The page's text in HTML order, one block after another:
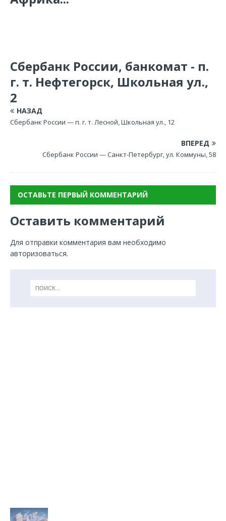
Сбербанк России, банкомат - п.
г. т. Нефтегорск, Школьная ул.,
2
НАЗАД
Сбербанк России — п. г. т. Лесной, Школьная ул., 12
ВПЕРЕД
Сбербанк России — Санкт-Петербург, ул. Коммуны, 58
ОСТАВЬТЕ ПЕРВЫЙ КОММЕНТАРИЙ
Оставить комментарий
Для отправки комментария вам необходимо
авторизоваться.